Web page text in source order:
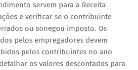
servem para a Receita
e verificar se o contribuinte
ou sonegou imposto. Os
pelos empregadores devem
pelos contribuintes no ano
os valores descontados para